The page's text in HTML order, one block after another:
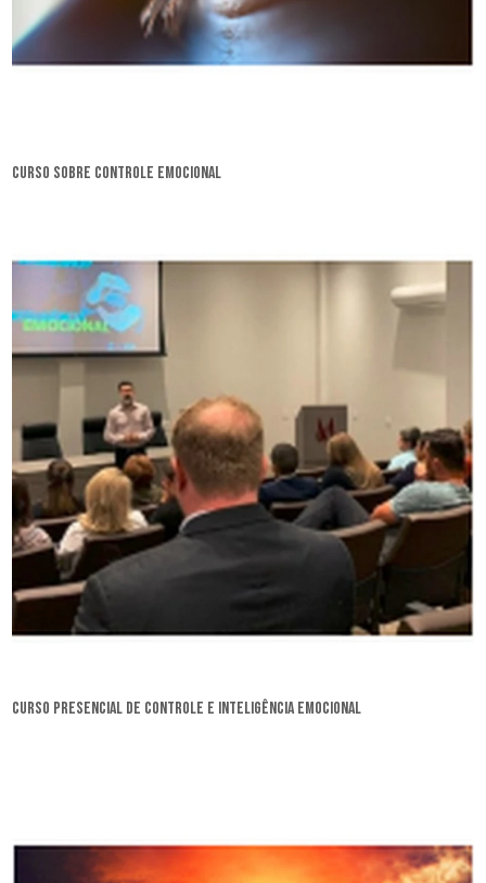
curso sobre controle emocional
curso presencial de controle e inteligência emocional